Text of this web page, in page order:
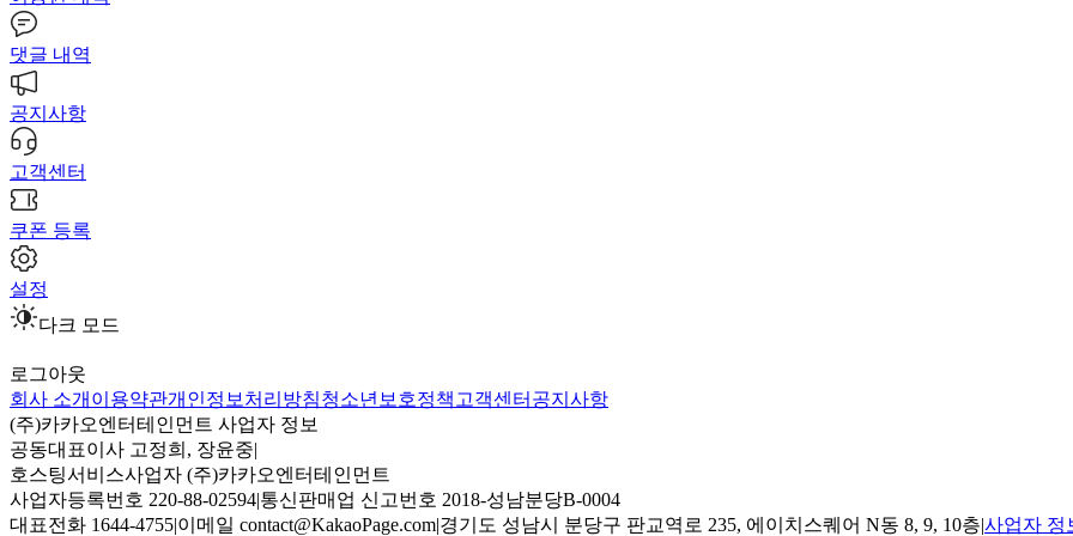
댓글 내역
공지사항
고객센터
쿠폰 등록
설정
다크 모드
로그아웃
회사 소개 이용약관개인정보처리방침청소년보호정책 고객센터 공지사항
(주)카카오엔터테인먼트 사업자 정보
공동대표이사 고정희, 장윤중|
호스팅서비스사업자 (주)카카오엔터테인먼트
사업자등록번호 220-88-02594|통신판매업 신고번호 2018-성남분당B-0004
대표전화 1644-4755|이메일 contact@KakaoPage.com|경기도 성남시 분당구 판교역로 235, 에이치스퀘어 N동 8, 9, 10층|사업자 정